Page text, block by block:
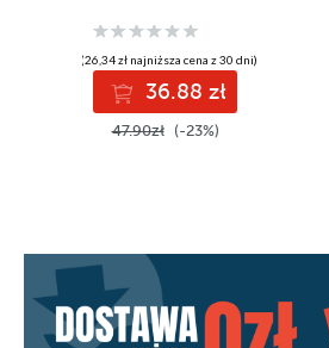
(26,34 zł najniższa cena z 30 dni)
36.88 zł
47.90zł (-23%)